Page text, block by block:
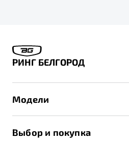
РИНГ БЕЛГОРОД
Модели
Выбор и покупка